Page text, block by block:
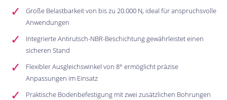
Große Belastbarkeit von bis zu 20.000 N, ideal für anspruchsvolle
Anwendungen
Integrierte Antirutsch-NBR-Beschichtung gewährleistet einen
sicheren Stand
Flexibler Ausgleichswinkel von 8° ermöglicht präzise
Anpassungen im Einsatz
Praktische Bodenbefestigung mit zwei zusätzlichen Bohrungen